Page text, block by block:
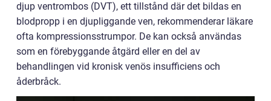
djup ventrombos (DVT), ett tillstånd där det bildas en
blodpropp i en djupliggande ven, rekommenderar läkare
ofta kompressionsstrumpor. De kan också användas
som en förebyggande åtgärd eller en del av
behandlingen vid kronisk venös insufficiens och
åderbråck.